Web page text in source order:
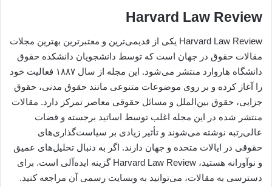
Harvard Law Review
Harvard Law Review یکی از قدیمی‌ترین و معتبرترین بهترین مجلات
مقالات حقوق در جهان است که توسط دانشجویان دانشکده حقوق
دانشگاه هاروارد منتشر می‌شود. این مجله از سال ۱۸۸۷ فعالیت خود
را آغاز کرده و بر روی موضوعات متنوعی مانند حقوق مدنی، حقوق
جزایی، حقوق بین‌الملل و مسائل حقوقی معاصر تمرکز دارد. مقالات
منتشر شده در این مجله اغلب توسط اساتید برجسته و قضات
عالی‌رتبه نوشته می‌شوند و تأثیر زیادی بر سیاست‌گذاری‌های
حقوقی در ایالات متحده و جهان دارند. اگر به دنبال تحلیل‌های عمیق
و نوآورانه هستید، Harvard Law Review گزینه ایده‌آلی است. برای
دسترسی به مقالات، می‌توانید به وبسایت رسمی آن مراجعه کنید.